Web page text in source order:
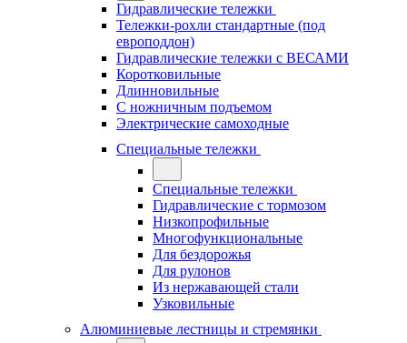
Гидравлические тележки
Тележки-рохли стандартные (под
европоддон)
Гидравлические тележки с ВЕСАМИ
Коротковильные
Длинновильные
С ножничным подъемом
Электрические самоходные
Специальные тележки
Специальные тележки
Гидравлические с тормозом
Низкопрофильные
Многофункциональные
Для бездорожья
Для рулонов
Из нержавающей стали
Узковильные
Алюминиевые лестницы и стремянки